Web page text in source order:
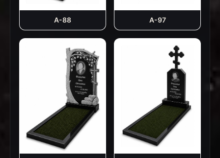
А-88 А-97